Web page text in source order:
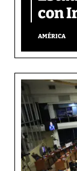
con
AMÉRICA